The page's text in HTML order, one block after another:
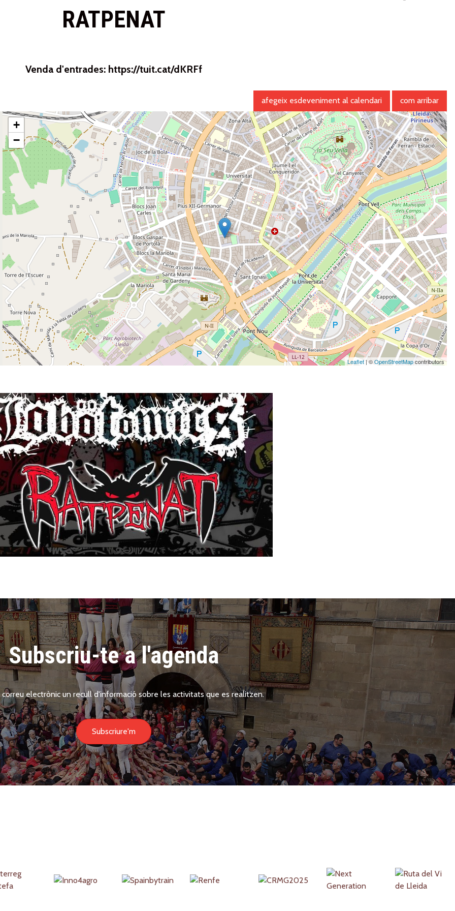
RATPENAT
Venda d'entrades: https://tuit.cat/dKRFf
afegeix esdeveniment al calendari com arribar
+
−
Leaflet| ©OpenStreetMapcontributors
Subscriu-te a l'agenda
electrònic un recull d'informació sobre les activitats que es realitzen.
Subscriure'm